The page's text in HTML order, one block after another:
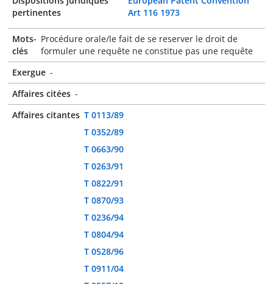
pertinentes
Art 116 1973
Mots-
clés
Procédure orale/le fait de se reserver le droit de
formuler une requête ne constitue pas une requête
Exergue -
Affaires citées -
Affaires citantes T 0113/89
T 0352/89
T 0663/90
T 0263/91
T 0822/91
T 0870/93
T 0236/94
T 0804/94
T 0528/96
T 0911/04